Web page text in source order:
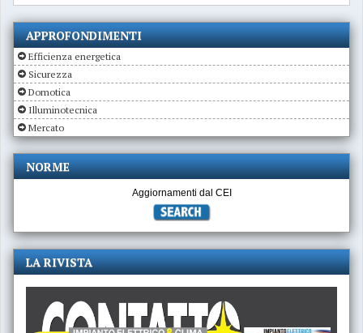
APPROFONDIMENTI
Efficienza energetica
Sicurezza
Domotica
Illuminotecnica
Mercato
NORME
Aggiornamenti dal CEI
LA RIVISTA